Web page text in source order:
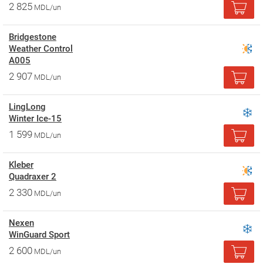
2 825 MDL/un
Bridgestone
Weather Control
A005
2 907 MDL/un
LingLong
Winter Ice-15
1 599 MDL/un
Kleber
Quadraxer 2
2 330 MDL/un
Nexen
WinGuard Sport
2 600 MDL/un